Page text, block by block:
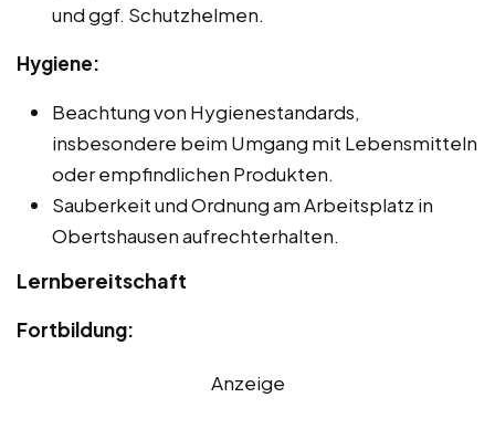
und ggf. Schutzhelmen.
Hygiene:
Beachtung von Hygienestandards,
insbesondere beim Umgang mit Lebensmitteln
oder empfindlichen Produkten.
Sauberkeit und Ordnung am Arbeitsplatz in
Obertshausen aufrechterhalten.
Lernbereitschaft
Fortbildung:
Anzeige